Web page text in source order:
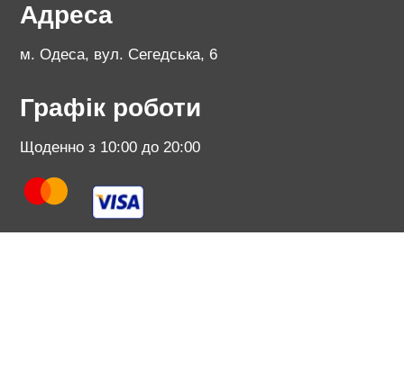
Адреса
м. Одеса, вул. Сегедська, 6
Графік роботи
Щоденно з 10:00 до 20:00